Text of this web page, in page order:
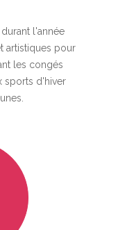
l'année
artistiques pour
les congés
sports d'hiver